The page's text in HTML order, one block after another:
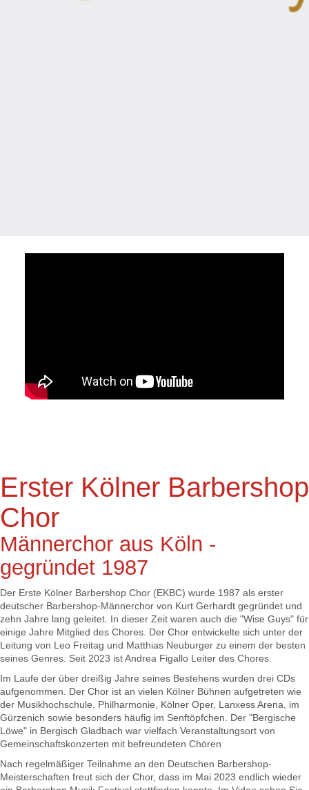
Erster Kölner Barbershop
Chor
Männerchor aus Köln -
gegründet 1987
Der Erste Kölner Barbershop Chor (EKBC) wurde 1987 als erster
deutscher Barbershop-Männerchor von Kurt Gerhardt gegründet und
zehn Jahre lang geleitet. In dieser Zeit waren auch die "Wise Guys" für
einige Jahre Mitglied des Chores. Der Chor entwickelte sich unter der
Leitung von Leo Freitag und Matthias Neuburger zu einem der besten
seines Genres. Seit 2023 ist Andrea Figallo Leiter des Chores.
Im Laufe der über dreißig Jahre seines Bestehens wurden drei CDs
aufgenommen. Der Chor ist an vielen Kölner Bühnen aufgetreten wie
der Musikhochschule, Philharmonie, Kölner Oper, Lanxess Arena, im
Gürzenich sowie besonders häufig im Senftöpfchen. Der "Bergische
Löwe" in Bergisch Gladbach war vielfach Veranstaltungsort von
Gemeinschaftskonzerten mit befreundeten Chören
Nach regelmäßiger Teilnahme an den Deutschen Barbershop-
Meisterschaften freut sich der Chor, dass im Mai 2023 endlich wieder